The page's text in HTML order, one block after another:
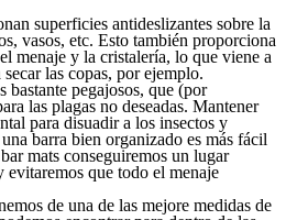
superficies antideslizantes sobre la
vasos, etc. Esto también proporciona
menaje y la cristalería, lo que viene a
las copas, por ejemplo.
bastante pegajosos, que (por
las plagas no deseadas. Mantener
para disuadir a los insectos y
barra bien organizado es más fácil
mats conseguiremos un lugar
que todo el menaje
de una de las mejore medidas de